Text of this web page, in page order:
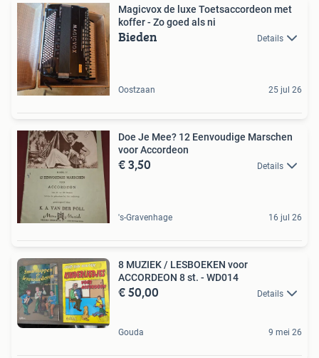
Magicvox de luxe Toetsaccordeon met
koffer - Zo goed als ni
Bieden Details
Oostzaan 25 jul 26
Doe Je Mee? 12 Eenvoudige Marschen
voor Accordeon
€ 3,50 Details
's-Gravenhage 16 jul 26
8 MUZIEK / LESBOEKEN voor
ACCORDEON 8 st. - WD014
€ 50,00 Details
Gouda 9 mei 26